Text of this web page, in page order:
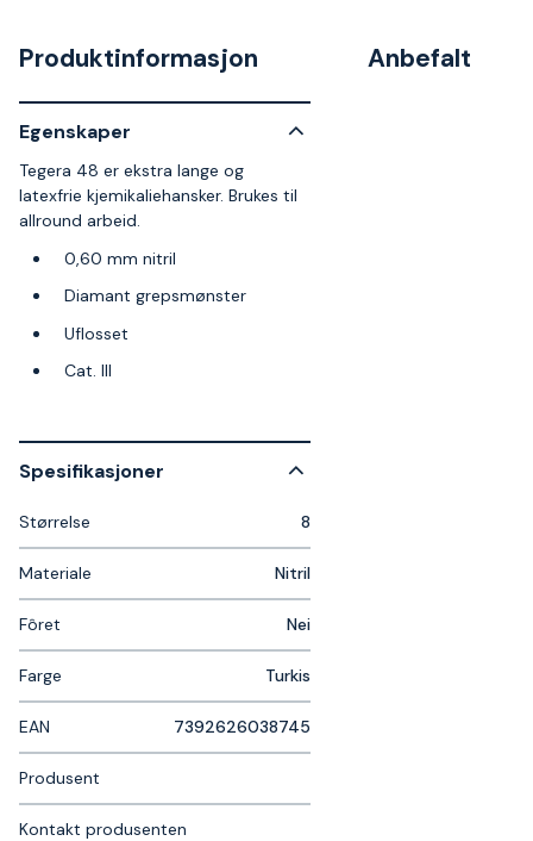
Produktinformasjon
Egenskaper
Tegera 48 er ekstra lange og
latexfrie kjemikaliehansker. Brukes til
allround arbeid.
0,60 mm nitril
Diamant grepsmønster
Uflosset
Cat. III
Spesifikasjoner
Størrelse 8
Materiale Nitril
Fôret Nei
Farge Turkis
EAN 7392626038745
Produsent
Kontakt produsenten
Anbefalt